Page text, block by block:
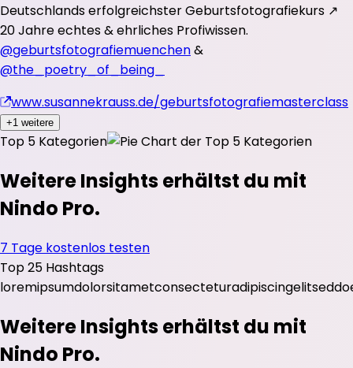
Deutschlands erfolgreichster Geburtsfotografiekurs ↗️
20 Jahre echtes & ehrliches Profiwissen.
@geburtsfotografiemuenchen&
@the_poetry_of_being_
www.susannekrauss.de/geburtsfotografiemasterclass
+1 weitere
Top 5 Kategorien
Weitere Insights erhältst du mit
Nindo Pro.
7 Tage kostenlos testen
Top 25 Hashtags
loremipsumdolorsitametconsecteturadipiscingelitseddo
Weitere Insights erhältst du mit
Nindo Pro.